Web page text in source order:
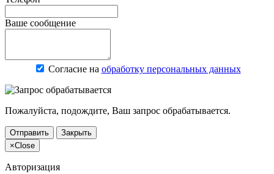
Ваше сообщение
Согласие на обработку персональных данных
Пожалуйста, подождите, Ваш запрос обрабатывается.
Отправить
Закрыть
×Close
Авторизация